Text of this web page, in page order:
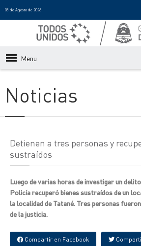
05 de Agosto de 2026
Menu
Noticias
Detienen a tres personas y
sustraídos
Luego de varias horas de investigar un
Policía recuperó bienes sustraídos de un
la localidad de Tatané. Tres personas
de la justicia.
Compartir en Facebook